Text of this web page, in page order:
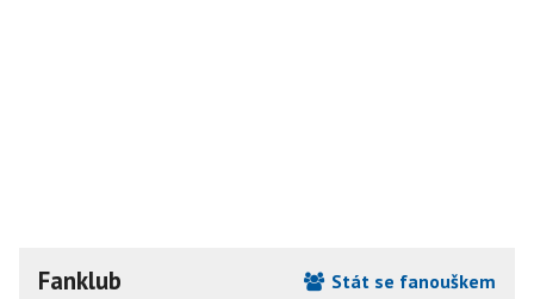
Fanklub
Stát se fanouškem